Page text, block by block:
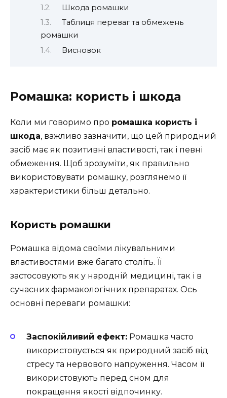
Шкода ромашки
Таблиця переваг та обмежень
ромашки
Висновок
Ромашка: користь і шкода
Коли ми говоримо про ромашка користь і
шкода, важливо зазначити, що цей природний
засіб має як позитивні властивості, так і певні
обмеження. Щоб зрозуміти, як правильно
використовувати ромашку, розглянемо її
характеристики більш детально.
Користь ромашки
Ромашка відома своїми лікувальними
властивостями вже багато століть. Її
застосовують як у народній медицині, так і в
сучасних фармакологічних препаратах. Ось
основні переваги ромашки:
Заспокійливий ефект: Ромашка часто
використовується як природний засіб від
стресу та нервового напруження. Часом її
використовують перед сном для
покращення якості відпочинку.